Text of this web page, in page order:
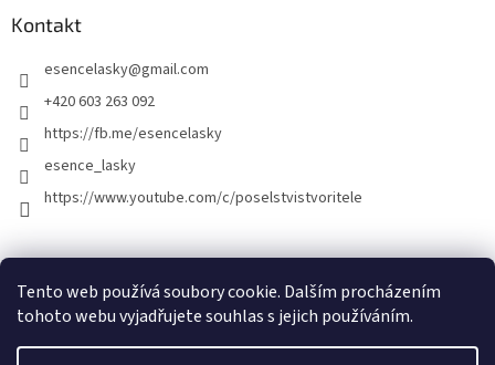
Tento web používá soubory cookie. Dalším procházením
tohoto webu vyjadřujete souhlas s jejich používáním.
Kontakt
esencelasky@gmail.com
+420 603 263 092
https://fb.me/esencelasky
esence_lasky
https://www.youtube.com/c/poselstvistvoritele